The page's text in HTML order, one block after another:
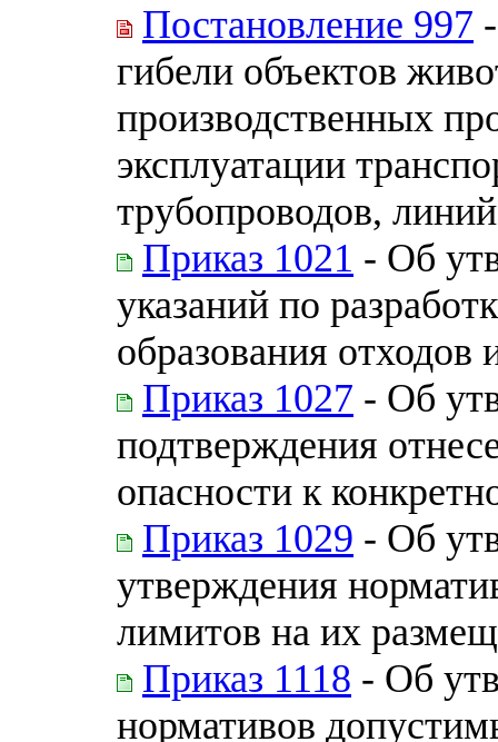
Постановление 997
гибели объектов
производственных
эксплуатации
трубопроводов,
Приказ 1021 - Об
указаний по
образования
Приказ 1027 - Об
подтверждения
опасности к
Приказ 1029 - Об
утверждения
лимитов на их
Приказ 1118 - Об
нормативов